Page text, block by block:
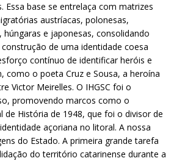
Essa base se entrelaça com matrizes
austríacas, polonesas,
húngaras e japonesas, consolidando
de uma identidade coesa
contínuo de identificar heróis e
como o poeta Cruz e Sousa, a heroína
Victor Meirelles. O IHGSC foi o
promovendo marcos como o
de História de 1948, que foi o divisor de
açoriana no litoral. A nossa
do Estado. A primeira grande tarefa
do território catarinense durante a